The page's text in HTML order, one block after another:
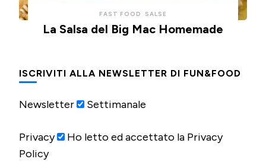
FAST FOOD SALSE
La Salsa del Big Mac Homemade
ISCRIVITI ALLA NEWSLETTER DI FUN&FOOD
Newsletter Settimanale
Privacy
Ho letto ed accettato la Privacy
Policy